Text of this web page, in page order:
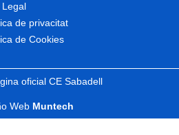
Legal
de privacitat
de Cookies
oficial CE Sabadell
Web Muntech